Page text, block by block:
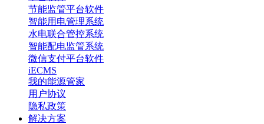
节能监管平台软件
智能用电管理系统
水电联合管控系统
智能配电监管系统
微信支付平台软件
iECMS
我的能源管家
用户协议
隐私政策
解决方案